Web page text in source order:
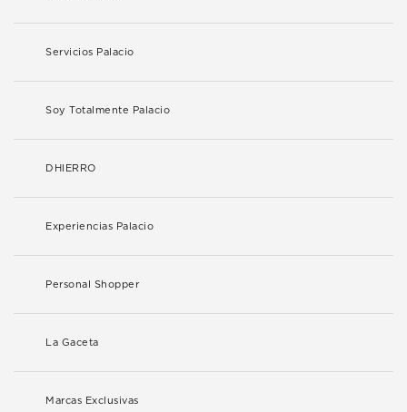
Servicios Palacio
Soy Totalmente Palacio
DHIERRO
Experiencias Palacio
Personal Shopper
La Gaceta
Marcas Exclusivas